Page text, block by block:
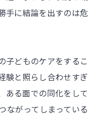
手に結論を出すのは危
子どものケアをするこ
験と照らし合わせすぎ
ある面での同化をして
ながってしまっている